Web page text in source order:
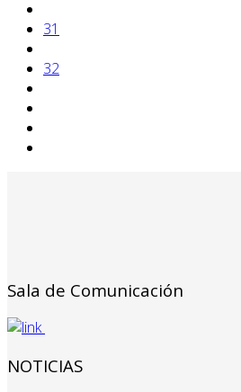
31
32
Sala de Comunicación
NOTICIAS